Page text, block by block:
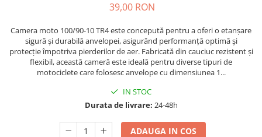
39,00 RON
Camera moto 100/90-10 TR4 este concepută pentru a oferi o etanșare
sigură și durabilă anvelopei, asigurând performanță optimă și
protecție împotriva pierderilor de aer. Fabricată din cauciuc rezistent și
flexibil, această cameră este ideală pentru diverse tipuri de
motociclete care folosesc anvelope cu dimensiunea 1...
IN STOC
Durata de livrare: 24-48h
ADAUGA IN COS